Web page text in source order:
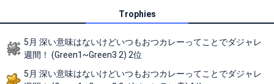
Trophies
5月 深い意味はないけどいつもおつカレーってことでダジャレ
週間！ (Green1~Green3 2) 2位
5月 深い意味はないけどいつもおつカレーってことでダジャレ